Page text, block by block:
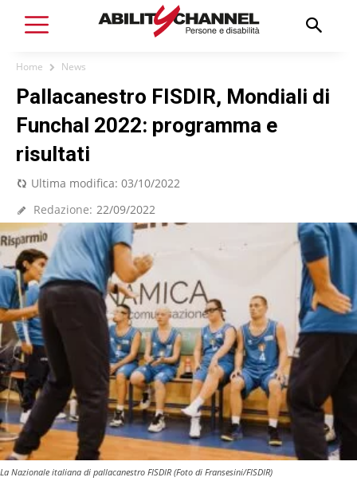
Home News
Pallacanestro FISDIR, Mondiali di
Funchal 2022: programma e
risultati
Ultima modifica: 03/10/2022
Redazione: 22/09/2022
La Nazionale italiana di pallacanestro FISDIR (Foto di Fransesini/FISDIR)